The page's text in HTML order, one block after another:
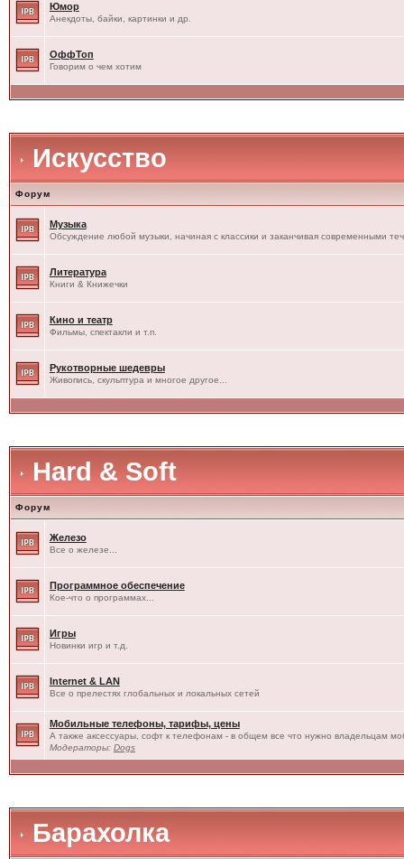
Юмор
Анекдоты, байки, картинки и др.
ОффТоп
Говорим о чем хотим
Искусство
Форум
Музыка
Обсуждение любой музыки, начиная с классики и заканчивая современными
Литература
Книги & Книжечки
Кино и театр
Фильмы, спектакли и т.п.
Рукотворные шедевры
Живопись, скульптура и многое другое...
Hard & Soft
Форум
Железо
Все о железе...
Программное обеспечение
Кое-что о программах...
Игры
Новинки игр и т.д.
Internet & LAN
Все о прелестях глобальных и локальных сетей
Мобильные телефоны, тарифы, цены
А также аксессуары, софт к телефонам - в общем все что нужно владельцам
Модераторы: Dogs
Барахолка